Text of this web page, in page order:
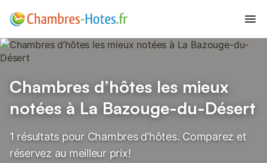
Chambres d’hôtes les mieux
notées à La Bazouge-du-Désert
1 résultats pour Chambres d’hôtes. Comparez et
réservez au meilleur prix!